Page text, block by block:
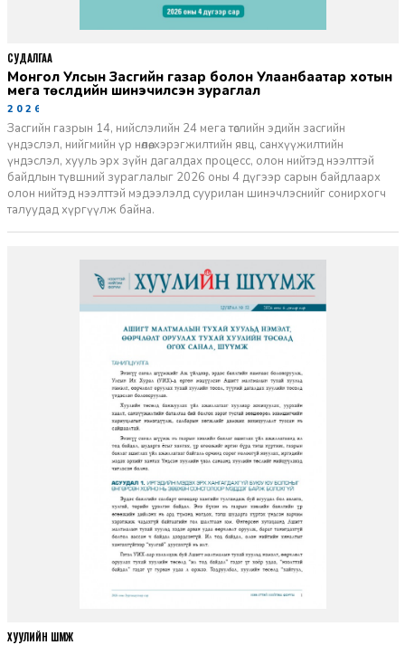
Монгол Улсын Засгийн газар болон Улаанбаатар хотын
мега төслүүдийн шинэчилсэн зураглал
2026-06-29
Засгийн газрын 14, нийслэлийн 24 мега төслийн эдийн засгийн
үндэслэл, нийгмийн үр нөлөө, хэрэгжилтийн явц, санхүүжилтийн
үндэслэл, хууль эрх зүйн дагалдах процесс, олон нийтэд нээлттэй
байдлын түвшний зураглалыг 2026 оны 4 дүгээр сарын байдлаарх
олон нийтэд нээлттэй мэдээлэлд суурилан шинэчлэснийг сонирхогч
талуудад хүргүүлж байна.
СУДАЛГАА
ХУУЛИЙН ШҮҮМЖ